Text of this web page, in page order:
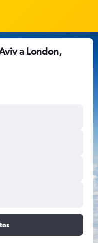
a London,